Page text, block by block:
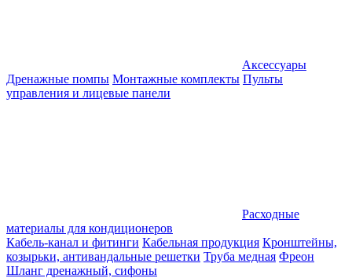
Аксессуары
Дренажные помпы Монтажные комплекты Пульты
управления и лицевые панели
Расходные
материалы для кондиционеров
Кабель-канал и фитинги Кабельная продукция Кронштейны,
козырьки, антивандальные решетки Труба медная Фреон
Шланг дренажный, сифоны